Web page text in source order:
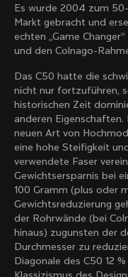
Über uns
Ein Geschäft finden
Colnago gebraucht und
Arbeiten Sie mit uns
Support
Kontakt
Grössentabelle
Registrierung von
Service und Garantie
Versand und
B2B Client Portal
FAQ
Soziale Medien
Facebook
Instagram
Twitter
LinkedIn
Allgemeine
Cookie-Richtlinie
Whistleblowing
Deutschland|Deutsch
Land ändern?
Es wurde 2004 zum
Markt gebracht und
echten „Game
und den Colnago-
Das C50 hatte die
nicht nur fortzuführen,
historischen Zeit
anderen
neuen Art von
eine hohe Steifigkeit
verwendete Faser
Gewichtsersparnis bei
100 Gramm (plus oder
Gewichtsreduzierung
der Rohrwände (bei
hinaus) zugunsten der
Durchmesser zu
Diagonale des C50 12
Entdecke die
mit unserem